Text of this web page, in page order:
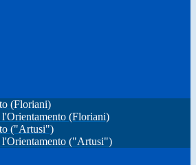
(Floriani)
(Floriani)
("Artusi")
l'Orientamento ("Artusi")